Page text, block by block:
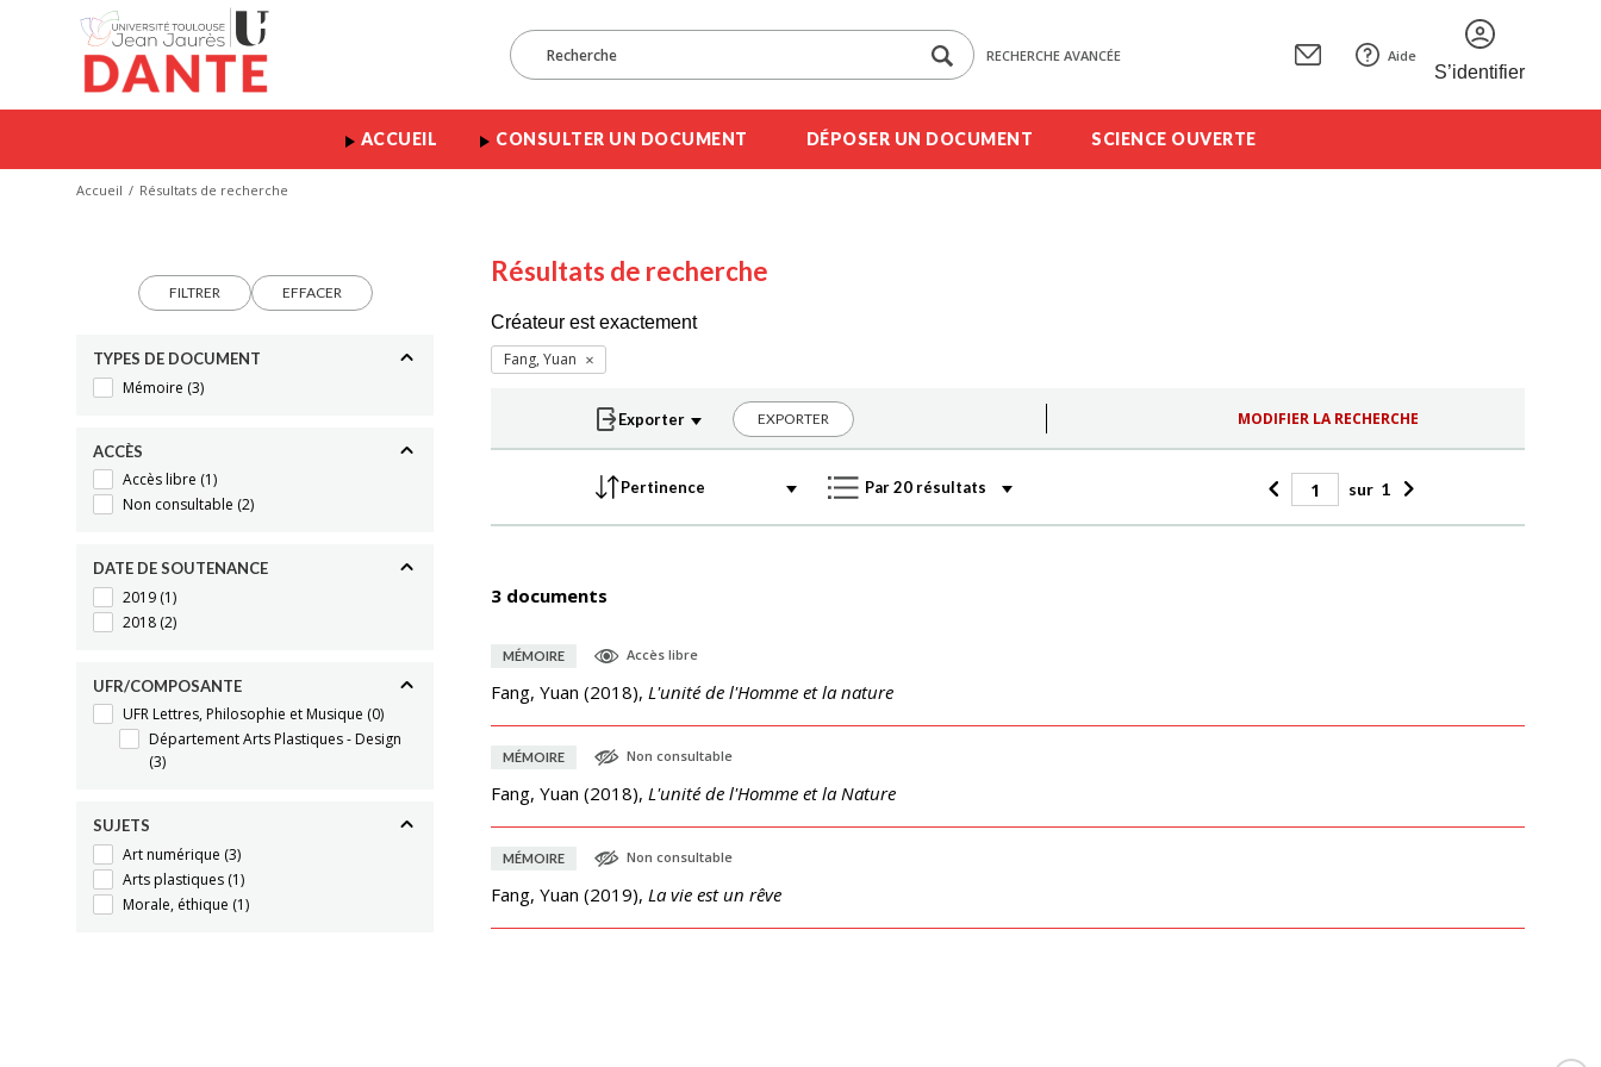
RECHERCHE AVANCÉE Aide
S’identifier
ACCUEIL CONSULTER UN DOCUMENT DÉPOSER UN DOCUMENT SCIENCE OUVERTE
Accueil Résultats de recherche
FILTRER EFFACER
TYPES DE DOCUMENT
Mémoire (3)
ACCÈS
Accès libre (1)
Non consultable (2)
DATE DE SOUTENANCE
2019 (1)
2018 (2)
UFR/COMPOSANTE
UFR Lettres, Philosophie et Musique (0)
Département Arts Plastiques - Design
(3)
SUJETS
Art numérique (3)
Arts plastiques (1)
Morale, éthique (1)
Résultats de recherche
Créateur est exactement
Fang, Yuan
EXPORTER MODIFIER LA RECHERCHE
sur 1
3 documents
MÉMOIRE Accès libre
Fang, Yuan (2018), L'unité de l'Homme et la nature
MÉMOIRE Non consultable
Fang, Yuan (2018), L'unité de l'Homme et la Nature
MÉMOIRE Non consultable
Fang, Yuan (2019), La vie est un rêve